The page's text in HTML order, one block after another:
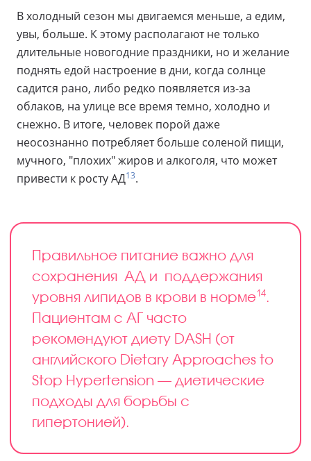
В холодный сезон мы двигаемся меньше, а едим,
увы, больше. К этому располагают не только
длительные новогодние праздники, но и желание
поднять едой настроение в дни, когда солнце
садится рано, либо редко появляется из-за
облаков, на улице все время темно, холодно и
снежно. В итоге, человек порой даже
неосознанно потребляет больше соленой пищи,
мучного, "плохих" жиров и алкоголя, что может
привести к росту АД13.
Правильное питание важно для
сохранения АД и поддержания
уровня липидов в крови в норме14.
Пациентам с АГ часто
рекомендуют диету DASH (от
английского Dietary Approaches to
Stop Hypertension — диетические
подходы для борьбы с
гипертонией).